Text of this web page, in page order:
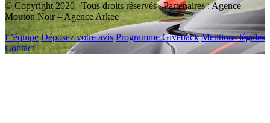
© Copyright 2020 | Tous droits réservés | Partenaires : Agence
Mouton Noir – Agence Arkee
L’équipe Déposez votre avis Programme Giveback Mentions légales
Contact